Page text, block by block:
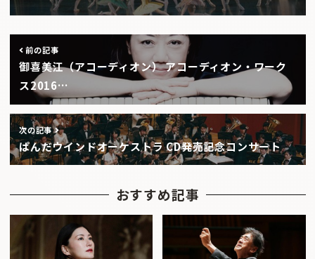
前の記事
御喜美江（アコーディオン） アコーディオン・ワーク
ス2016…
次の記事
ぱんだウインドオーケストラ CD発売記念コンサート
おすすめ記事